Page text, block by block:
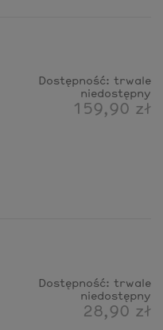
Dostępność: trwale
niedostępny
159,90 zł
Dostępność: trwale
niedostępny
28,90 zł